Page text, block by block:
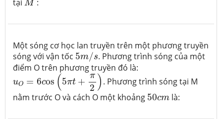
tại M:
Một sóng cơ học lan truyền trên một phương truyền
sóng với vận tốc 5m/s
5m /s. Phương trình sóng của một
điểm O trên phương truyền đó là:
uO = 6cos (5πt +
π
2 )
uO= 6cos(5πt+π2)
. Phương trình sóng tại M
nằm trước O và cách O một khoảng 50cm
50cm là: